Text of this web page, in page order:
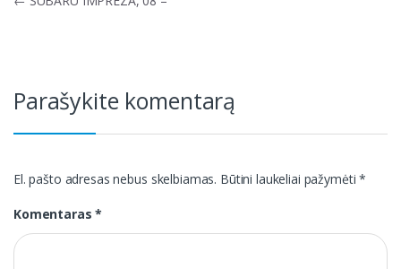
Parašykite komentarą
El. pašto adresas nebus skelbiamas. Būtini laukeliai pažymėti*
Komentaras*